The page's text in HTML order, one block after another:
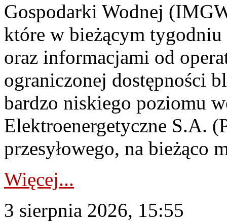
Gospodarki Wodnej
które w bieżącym tygodniu
oraz informacjami od
ograniczonej dostępności
bardzo niskiego poziomu
Elektroenergetyczne S.A.
przesyłowego, na bieżąco
Więcej...
3 sierpnia 2026, 15:55